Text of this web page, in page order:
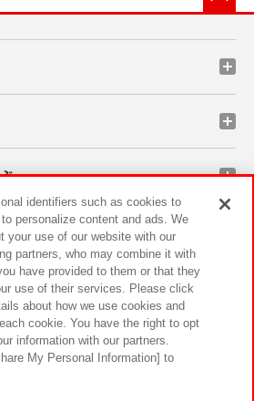
ン
ステナビリティ サイトポリシー
ウェブアクセシビリティ方針と検証結果
もに
identifiers such as cookies to
personalize content and ads. We
your use of our website with our
partners, who may combine it with
have provided to them or that they
use of their services. Please click
about how we use cookies and
cookie. You have the right to opt
information with our partners.
My Personal Information] to